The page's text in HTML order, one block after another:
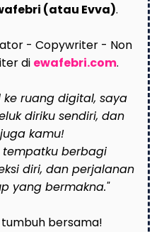
(atau Evva).
- Copywriter - Non
di ewafebri.com.
ruang digital, saya
diriku sendiri, dan
kamu!
berbagi
diri, dan perjalanan
yang bermakna."
bersama!